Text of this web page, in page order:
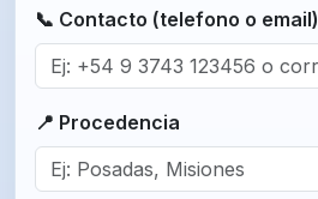
📞 Contacto (telefono o email)
📍 Procedencia